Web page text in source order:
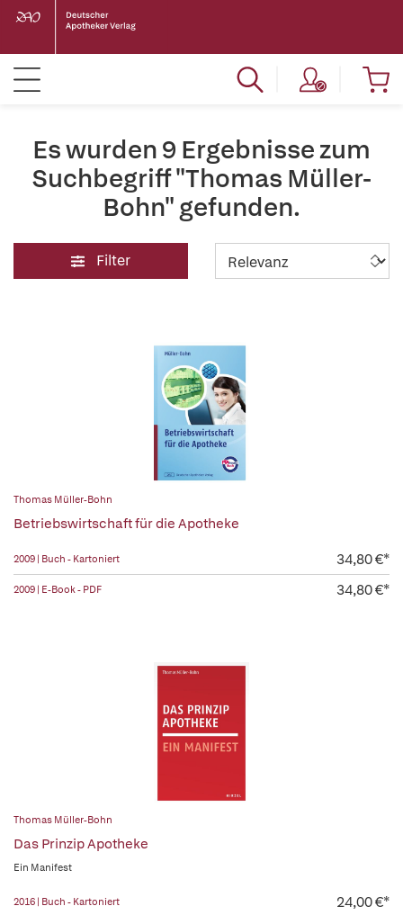
Es wurden 9 Ergebnisse zum
Suchbegriff "Thomas Müller-
Bohn" gefunden.
Filter
Thomas Müller-Bohn
Betriebswirtschaft für die Apotheke
2009 | Buch - Kartoniert 34,80 €*
2009 | E-Book - PDF 34,80 €*
Thomas Müller-Bohn
Das Prinzip Apotheke
Ein Manifest
2016 | Buch - Kartoniert 24,00 €*